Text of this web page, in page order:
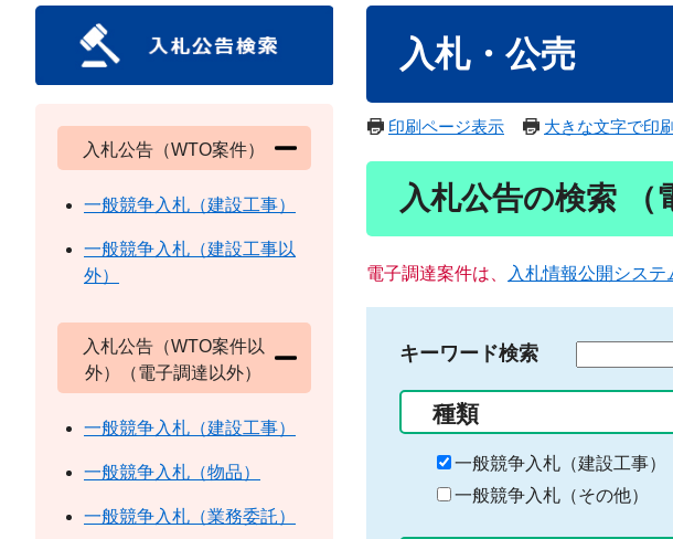
入札・公売
印刷ページ表示 大きな文字で印
入札公告の検索 （
電子調達案件は、 入札情報公開システ
キーワード検索
る
キ
ー
種類
一般競争入札（建設工事）
一般競争入札（その他）
入札公告（WTO案件）
一般競争入札（建設工事）
一般競争入札（建設工事以
外）
入札公告（WTO案件以
外）（電子調達以外）
一般競争入札（建設工事）
一般競争入札（物品）
一般競争入札（業務委託）